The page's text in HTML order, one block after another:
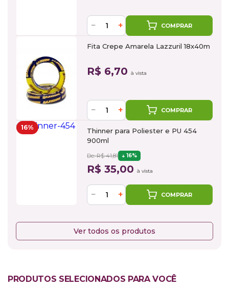
− + COMPRAR
Fita Crepe Amarela Lazzuril 18x40m
R$ 6,70 à vista
− + COMPRAR
16%
Thinner para Poliester e PU 454
900ml
De: R$ 41,81 16%
R$ 35,00 à vista
− + COMPRAR
Ver todos os produtos
PRODUTOS SELECIONADOS PARA VOCÊ